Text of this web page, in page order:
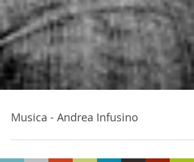
Musica - Andrea Infusino